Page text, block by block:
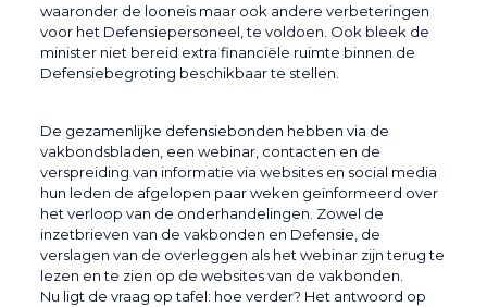
waaronder de looneis maar ook andere verbeteringen
voor het Defensiepersoneel, te voldoen. Ook bleek de
minister niet bereid extra financiële ruimte binnen de
Defensiebegroting beschikbaar te stellen.
De gezamenlijke defensiebonden hebben via de
vakbondsbladen, een webinar, contacten en de
verspreiding van informatie via websites en social media
hun leden de afgelopen paar weken geïnformeerd over
het verloop van de onderhandelingen. Zowel de
inzetbrieven van de vakbonden en Defensie, de
verslagen van de overleggen als het webinar zijn terug te
lezen en te zien op de websites van de vakbonden.
Nu ligt de vraag op tafel: hoe verder? Het antwoord op